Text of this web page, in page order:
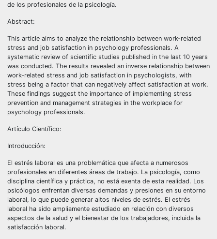
de los profesionales de la psicología.
Abstract:
This article aims to analyze the relationship between work-related
stress and job satisfaction in psychology professionals. A
systematic review of scientific studies published in the last 10 years
was conducted. The results revealed an inverse relationship between
work-related stress and job satisfaction in psychologists, with
stress being a factor that can negatively affect satisfaction at work.
These findings suggest the importance of implementing stress
prevention and management strategies in the workplace for
psychology professionals.
Artículo Científico:
Introducción:
El estrés laboral es una problemática que afecta a numerosos
profesionales en diferentes áreas de trabajo. La psicología, como
disciplina científica y práctica, no está exenta de esta realidad. Los
psicólogos enfrentan diversas demandas y presiones en su entorno
laboral, lo que puede generar altos niveles de estrés. El estrés
laboral ha sido ampliamente estudiado en relación con diversos
aspectos de la salud y el bienestar de los trabajadores, incluida la
satisfacción laboral.